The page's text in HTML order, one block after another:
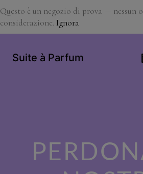
Questo è un negozio di prova — nessun
considerazione. Ignora
Suite à Parfum